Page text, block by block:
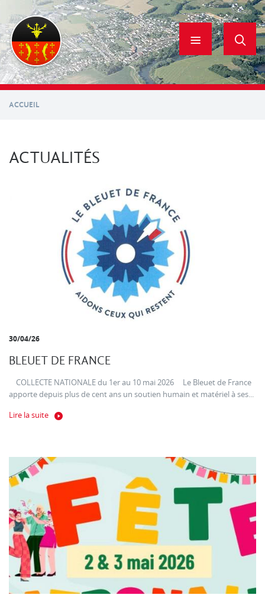
contenu
principal
ACCUEIL
ACTUALITÉS
30/04/26
BLEUET DE FRANCE
COLLECTE NATIONALE du 1er au 10 mai 2026 Le Bleuet de France
apporte depuis plus de cent ans un soutien humain et matériel à ses...
Lire la suite